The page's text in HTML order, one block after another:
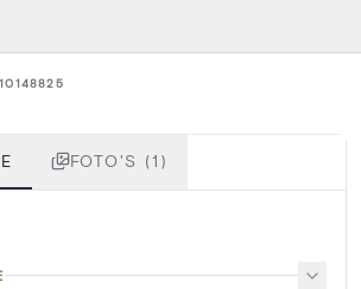
10148825
FOTO'S (1)